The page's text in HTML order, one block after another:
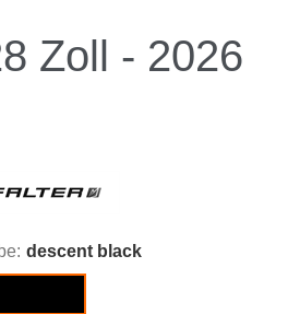
Zoll - 2026
descent black